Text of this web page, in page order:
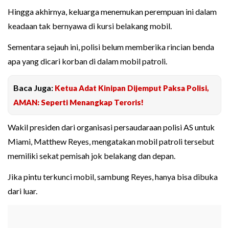
Hingga akhirnya, keluarga menemukan perempuan ini dalam
keadaan tak bernyawa di kursi belakang mobil.
Sementara sejauh ini, polisi belum memberika rincian benda
apa yang dicari korban di dalam mobil patroli.
Baca Juga: Ketua Adat Kinipan Dijemput Paksa Polisi,
AMAN: Seperti Menangkap Teroris!
Wakil presiden dari organisasi persaudaraan polisi AS untuk
Miami, Matthew Reyes, mengatakan mobil patroli tersebut
memiliki sekat pemisah jok belakang dan depan.
Jika pintu terkunci mobil, sambung Reyes, hanya bisa dibuka
dari luar.